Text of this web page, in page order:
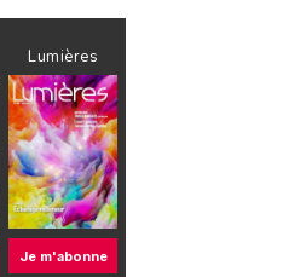
Lumières
Je m'abonne